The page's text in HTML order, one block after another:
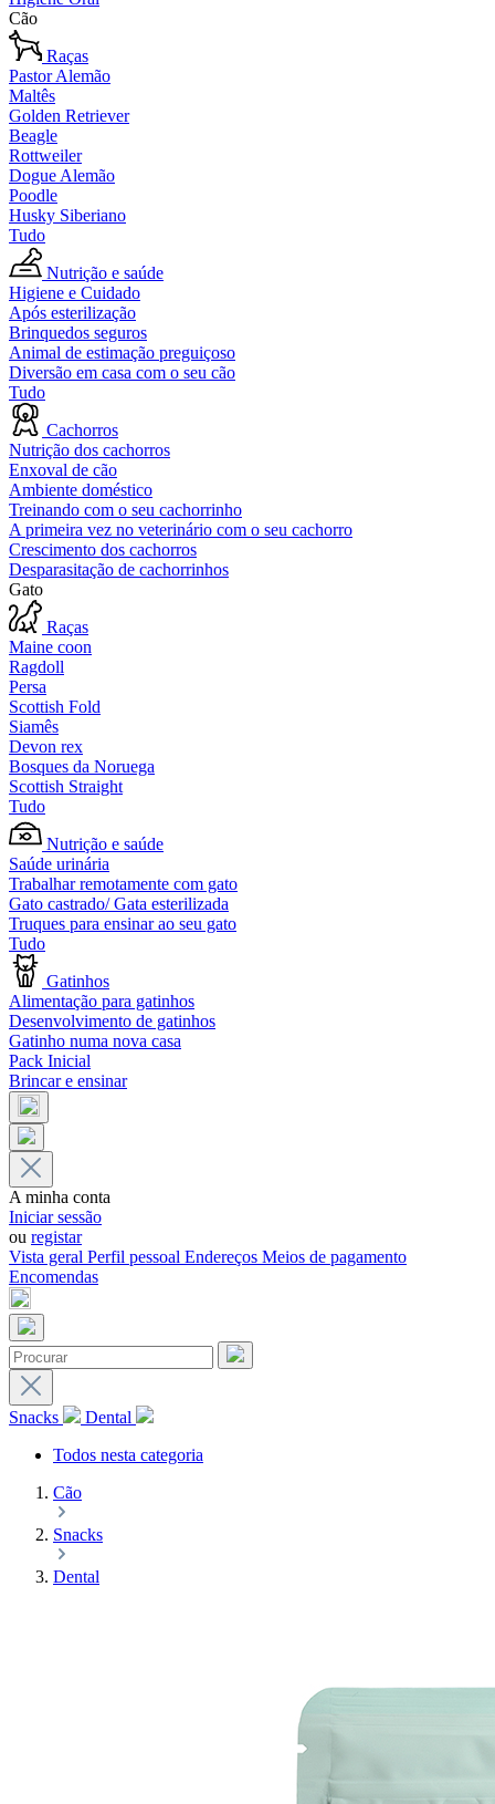
Cão
Raças
Pastor Alemão
Maltês
Golden Retriever
Beagle
Rottweiler
Dogue Alemão
Poodle
Husky Siberiano
Tudo
Nutrição e saúde
Higiene e Cuidado
Após esterilização
Brinquedos seguros
Animal de estimação preguiçoso
Diversão em casa com o seu cão
Tudo
Cachorros
Nutrição dos cachorros
Enxoval de cão
Ambiente doméstico
Treinando com o seu cachorrinho
A primeira vez no veterinário com o seu cachorro
Crescimento dos cachorros
Desparasitação de cachorrinhos
Gato
Raças
Maine coon
Ragdoll
Persa
Scottish Fold
Siamês
Devon rex
Bosques da Noruega
Scottish Straight
Tudo
Nutrição e saúde
Saúde urinária
Trabalhar remotamente com gato
Gato castrado/ Gata esterilizada
Truques para ensinar ao seu gato
Tudo
Gatinhos
Alimentação para gatinhos
Desenvolvimento de gatinhos
Gatinho numa nova casa
Pack Inicial
Brincar e ensinar
A minha conta
Iniciar sessão
ou registar
Vista geral Perfil pessoal Endereços Meios de pagamento
Encomendas
Snacks
Dental
Todos nesta categoria
Cão
Snacks
Dental